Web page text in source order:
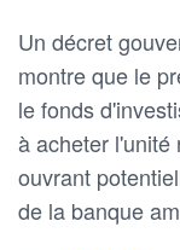
Un décret
montre que le
le fonds
à acheter l'unité
ouvrant
de la banque